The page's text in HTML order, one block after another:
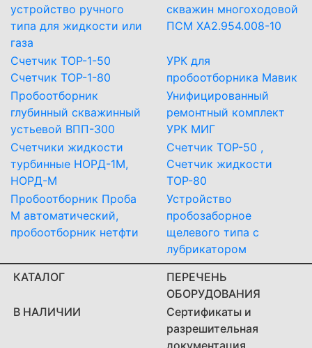
устройство ручного
типа для жидкости или
газа
скважин многоходовой
ПСМ ХА2.954.008-10
Счетчик ТОР-1-50
Счетчик ТОР-1-80
УРК для
пробоотборника Мавик
Пробоотборник
глубинный скважинный
устьевой ВПП-300
Унифицированный
ремонтный комплект
УРК МИГ
Счетчики жидкости
турбинные НОРД-1М,
НОРД-М
Счетчик ТОР-50 ,
Счетчик жидкости
ТОР-80
Пробоотборник Проба
М автоматический,
пробоотборник нетфти
Устройство
пробозаборное
щелевого типа с
лубрикатором
КАТАЛОГ
ПЕРЕЧЕНЬ
ОБОРУДОВАНИЯ
В НАЛИЧИИ
Сертификаты и
разрешительная